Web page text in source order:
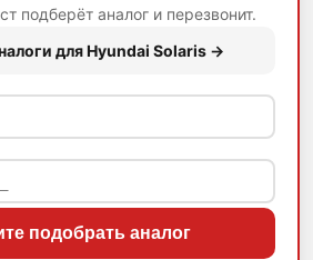
подберёт аналог и перезвонит.
для Hyundai Solaris →
подобрать аналог